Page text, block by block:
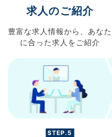
求人のご紹介
豊富な求人情報から、 あなた
に合った求人を ご紹介
STEP.5